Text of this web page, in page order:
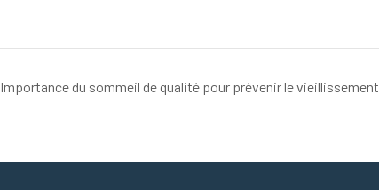
Importance du sommeil de qualité pour prévenir le vieillissement